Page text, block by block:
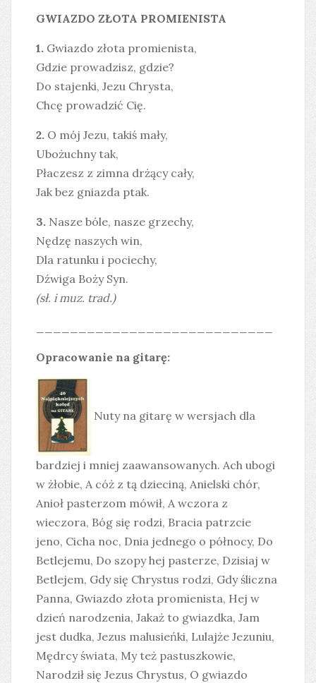
GWIAZDO ZŁOTA PROMIENISTA
1. Gwiazdo złota promienista,
Gdzie prowadzisz, gdzie?
Do stajenki, Jezu Chrysta,
Chcę prowadzić Cię.
2. O mój Jezu, takiś mały,
Ubożuchny tak,
Płaczesz z zimna drżący cały,
Jak bez gniazda ptak.
3. Nasze bóle, nasze grzechy,
Nędzę naszych win,
Dla ratunku i pociechy,
Dźwiga Boży Syn.
(sł. i muz. trad.)
Opracowanie na gitarę:
Nuty na gitarę w wersjach dla
bardziej i mniej zaawansowanych. Ach ubogi
w żłobie, A cóż z tą dzieciną, Anielski chór,
Anioł pasterzom mówił, A wczora z
wieczora, Bóg się rodzi, Bracia patrzcie
jeno, Cicha noc, Dnia jednego o północy, Do
Betlejemu, Do szopy hej pasterze, Dzisiaj w
Betlejem, Gdy się Chrystus rodzi, Gdy śliczna
Panna, Gwiazdo złota promienista, Hej w
dzień narodzenia, Jakaż to gwiazdka, Jam
jest dudka, Jezus malusieńki, Lulajże Jezuniu,
Mędrcy świata, My też pastuszkowie,
Narodził się Jezus Chrystus, O gwiazdo